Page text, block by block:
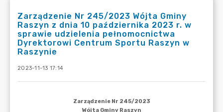
Zarządzenie Nr 245/2023 Wójta Gminy
Raszyn z dnia 10 października 2023 r. w
sprawie udzielenia pełnomocnictwa
Dyrektorowi Centrum Sportu Raszyn w
Raszynie
2023-11-13 17:14